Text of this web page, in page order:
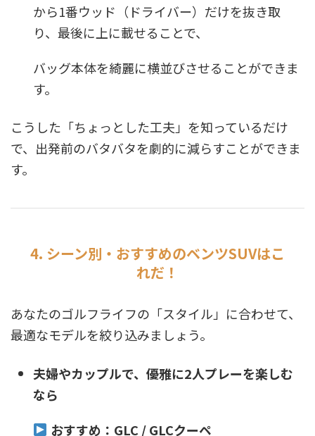
から1番ウッド（ドライバー）だけを抜き取
り、最後に上に載せることで、
バッグ本体を綺麗に横並びさせることができま
す。
こうした「ちょっとした工夫」を知っているだけ
で、出発前のバタバタを劇的に減らすことができま
す。
4. シーン別・おすすめのベンツSUVはこ
れだ！
あなたのゴルフライフの「スタイル」に合わせて、
最適なモデルを絞り込みましょう。
夫婦やカップルで、優雅に2人プレーを楽しむ
なら
おすすめ：GLC / GLCクーペ